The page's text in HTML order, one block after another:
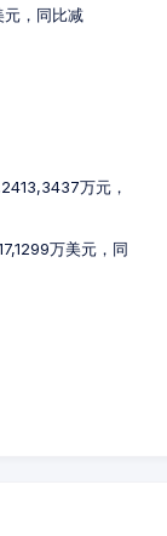
，同比减
万元，
万美元，同